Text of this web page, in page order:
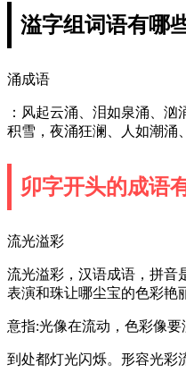
溢字组词语有哪
涌成语
：风起云涌、泪如泉涌、
积雪，夜涌狂澜、人如潮涌
卯字开头的成语
流光溢彩
流光溢彩，汉语成语，拼音
表演和珠让哪尘宝的色彩艳
意指:光像在流动，色彩像
到处都灯光闪烁。形容光彩